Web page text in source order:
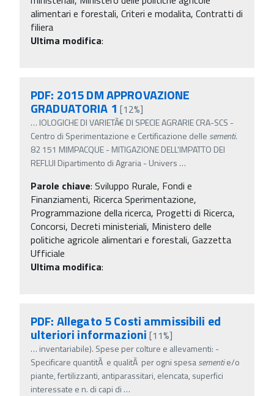
alimentari e forestali, Criteri e modalita, Contratti di
filiera
Ultima modifica:
PDF: 2015 DM APPROVAZIONE
GRADUATORIA 1 [12%]
… IOLOGICHE DI VARIETÃ€ DI SPECIE AGRARIE CRA-SCS -
Centro di Sperimentazione e Certificazione delle sementi.
82 151 MIMPACQUE - MITIGAZIONE DELL'IMPATTO DEI
REFLUI Dipartimento di Agraria - Univers …
Parole chiave: Sviluppo Rurale, Fondi e
Finanziamenti, Ricerca Sperimentazione,
Programmazione della ricerca, Progetti di Ricerca,
Concorsi, Decreti ministeriali, Ministero delle
politiche agricole alimentari e forestali, Gazzetta
Ufficiale
Ultima modifica:
PDF: Allegato 5 Costi ammissibili ed
ulteriori informazioni [11%]
… inventariabile). Spese per colture e allevamenti: -
Specificare quantitÃ e qualitÃ per ogni spesasementie/o
piante, fertilizzanti, antiparassitari, elencata, superfici
interessate e n. di capi di …